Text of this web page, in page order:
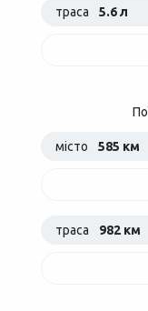
траса 5.6 л
місто 585 км
траса 982 км